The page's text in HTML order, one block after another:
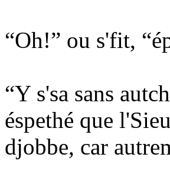
“Oh!” ou s'fit,
“Y s'sa sans
éspethé que
djobbe, car